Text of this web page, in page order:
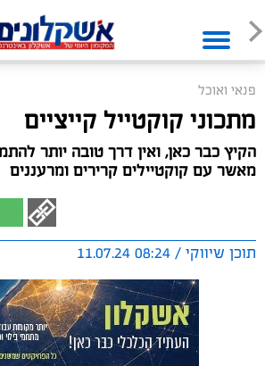
פנאי ואוכל
מתכוני קוקטייל קייציים
הקיץ כבר כאן, ואין דרך טובה יותר
מאשר עם קוקטיילים קרירים ומרעננים
תוכן שיווקי / 08:24 11.07.24